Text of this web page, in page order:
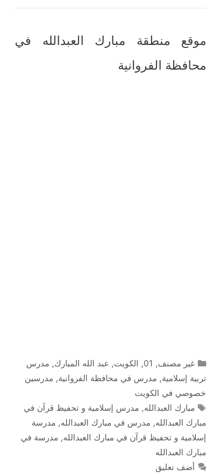
موقع منطقة مبارك العبدالله في
محافظة الفروانية
التصنيفات
غير مصنف,
01
, الكويت, عبد الله المبارك, مدرس
تربية إسلامية, مدرس في محافظة الفروانية, مدرسين
خصوصي في الكويت
الوسوم
مبارك العبدالله, مدرس إسلامية و تحفيظ قرآن في
مبارك العبدالله, مدرس في مبارك العبدالله, مدرسة
إسلامية و تحفيظ قرآن في مبارك العبدالله, مدرسة في
مبارك العبدالله
أضف تعليق